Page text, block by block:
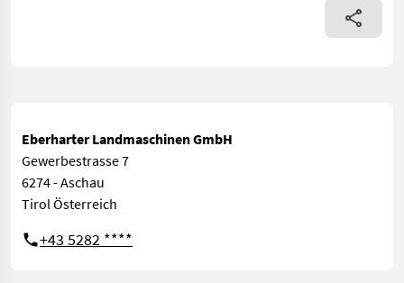
Eberharter Landmaschinen GmbH
Gewerbestrasse 7
6274 - Aschau
Tirol Österreich
+43 5282 ****